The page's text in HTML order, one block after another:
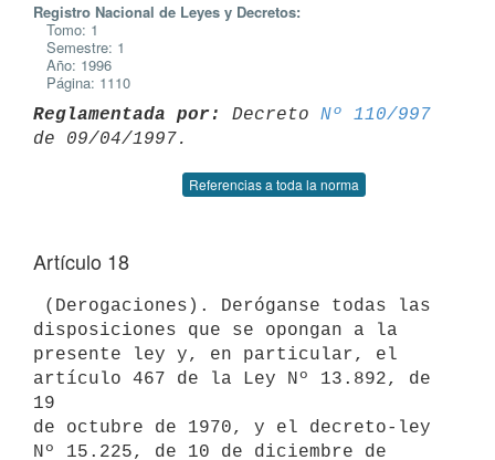
Registro Nacional de Leyes y Decretos:
Tomo: 1
Semestre: 1
Año: 1996
Página: 1110
Reglamentada por: Decreto Nº 110/997
Referencias a toda la norma
Artículo 18
disposiciones que se opongan a la
presente ley y, en particular, el
artículo 467 de la Ley Nº 13.892, de
19
de octubre de 1970, y el decreto-ley
Nº 15.225, de 10 de diciembre de